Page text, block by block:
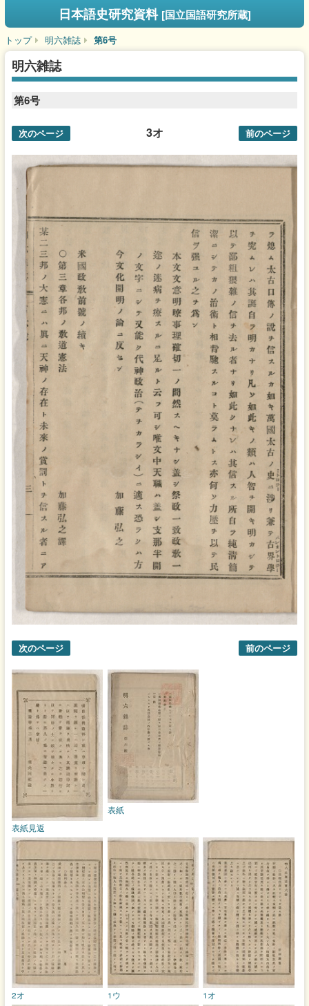
日本語史研究資料 [国立国語研究所蔵]
トップ 明六雑誌 第6号
明六雑誌
第6号
3オ
次のページ 前のページ
次のページ 前のページ
表紙
表紙見返
1オ
1ウ
2オ